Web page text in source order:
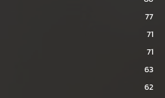
77
71
71
63
62